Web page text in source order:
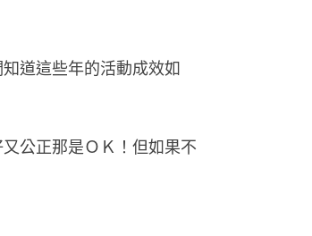
道這些年的活動成效如
公正那是ＯＫ！但如果不